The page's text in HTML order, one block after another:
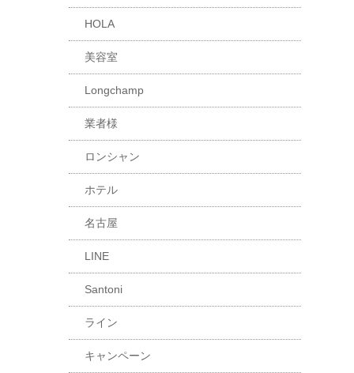
HOLA
美容室
Longchamp
業者様
ロンシャン
ホテル
名古屋
LINE
Santoni
ライン
キャンペーン